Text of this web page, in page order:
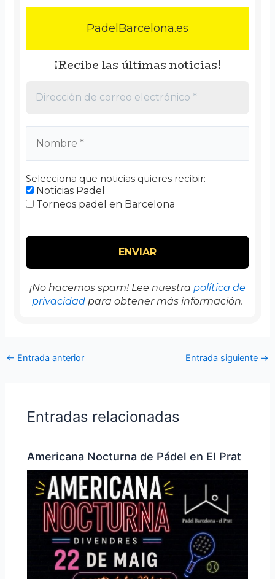
PadelBarcelona.es
¡Recibe las últimas noticias!
Selecciona que noticias quieres recibir:
Noticias Padel
Torneos padel en Barcelona
¡No hacemos spam! Lee nuestra política de
privacidad para obtener más información.
← Entrada anterior Entrada siguiente →
Entradas relacionadas
Americana Nocturna de Pádel en El Prat